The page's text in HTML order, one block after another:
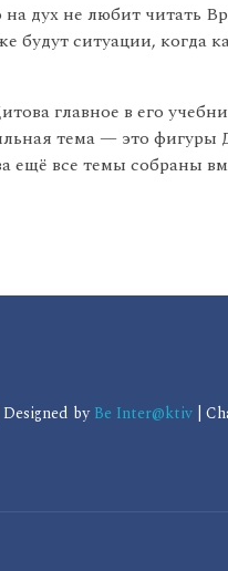
на дух не любит читать
будут ситуации, когда
главное в его
тема — это
ещё все темы собраны
byBe Inter@ktiv |